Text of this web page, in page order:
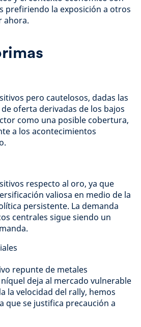
prefiriendo la exposición a otros
ahora.
pero cautelosos, dadas las
oferta derivadas de los bajos
como una posible cobertura,
a los acontecimientos
respecto al oro, ya que
valiosa en medio de la
persistente. La demanda
centrales sigue siendo un
repunte de metales
deja al mercado vulnerable
la velocidad del rally, hemos
que se justifica precaución a